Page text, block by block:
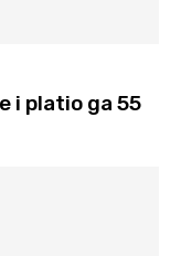
i platio ga 55